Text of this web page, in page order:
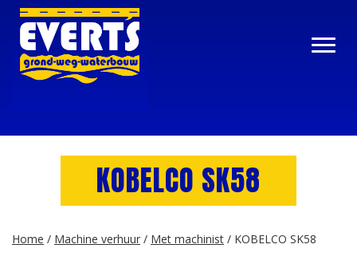
KOBELCO SK58
Home / Machine verhuur / Met machinist / KOBELCO SK58